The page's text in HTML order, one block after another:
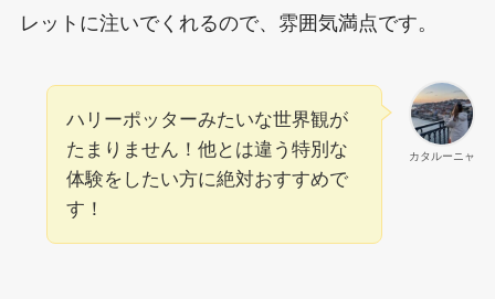
レットに注いでくれるので、雰囲気満点です。
カタルーニャ
ハリーポッターみたいな世界観が
たまりません！他とは違う特別な
体験をしたい方に絶対おすすめで
す！